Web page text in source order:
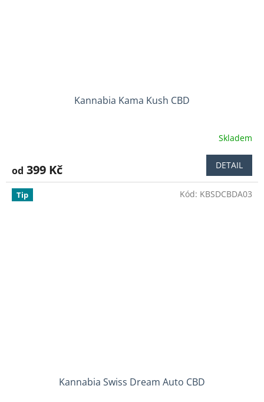
Kannabia Kama Kush CBD
Skladem
od 399 Kč DETAIL
Tip
Kannabia Swiss Dream Auto CBD
Kód: KBSDCBDA03